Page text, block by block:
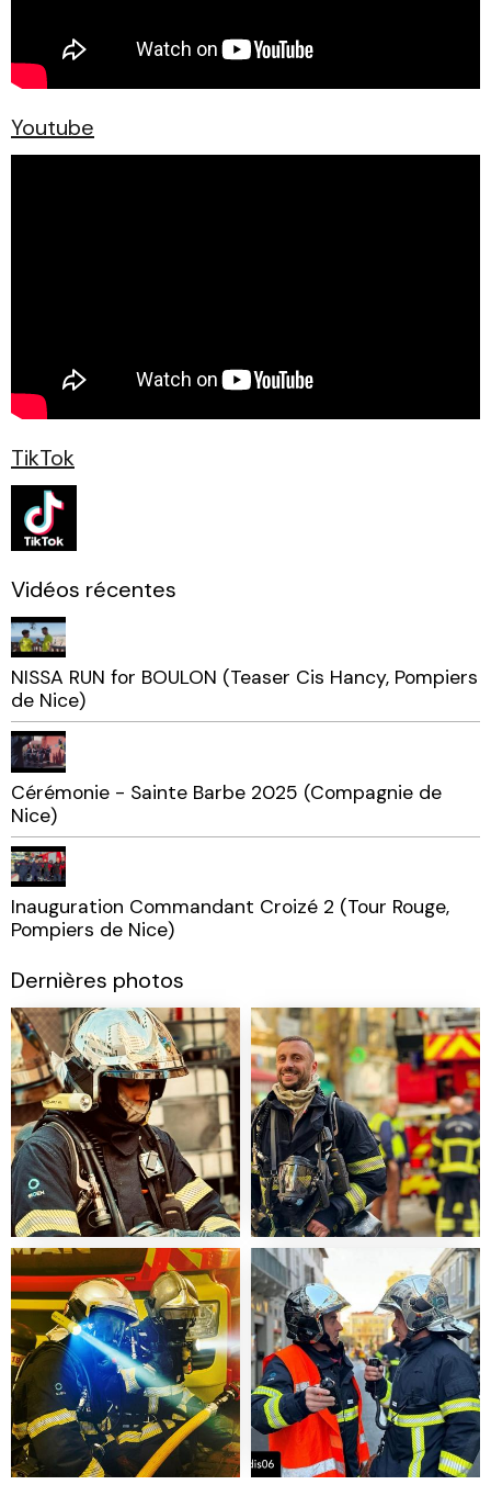
Youtube
TikTok
Vidéos récentes
NISSA RUN for BOULON (Teaser Cis Hancy, Pompiers
de Nice)
Cérémonie - Sainte Barbe 2025 (Compagnie de
Nice)
Inauguration Commandant Croizé 2 (Tour Rouge,
Pompiers de Nice)
Dernières photos